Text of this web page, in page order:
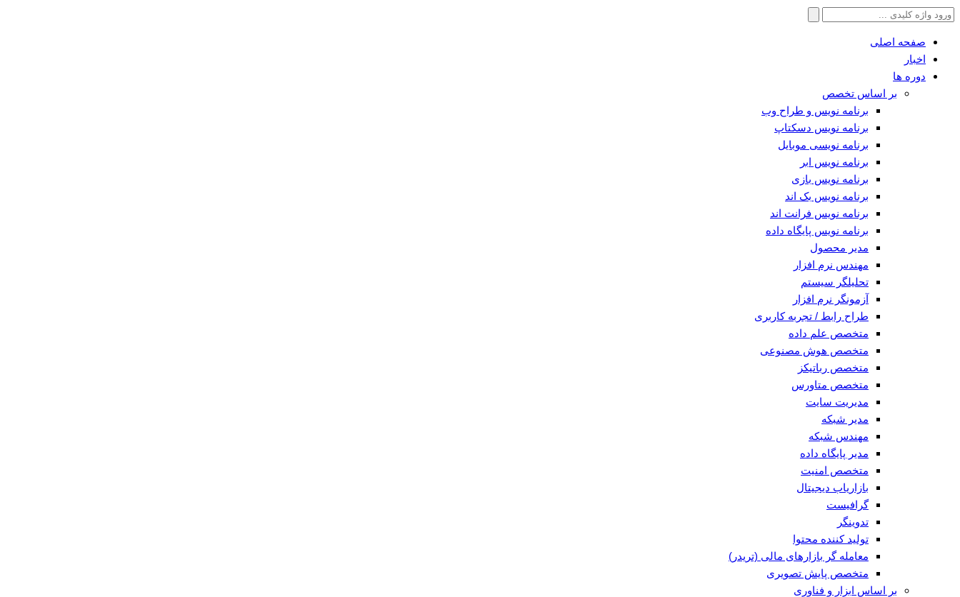
جستجو
صفحه اصلی
اخبار
دوره ها
بر اساس تخصص
برنامه نویس و طراح وب
برنامه نویس دسکتاپ
برنامه نویسی موبایل
برنامه نویس ابر
برنامه نویس بازی
برنامه نویس بک اند
برنامه نویس فرانت اند
برنامه نویس پایگاه داده
مدیر محصول
مهندس نرم افزار
تحلیلگر سیستم
آزمونگر نرم افزار
طراح رابط / تجربه کاربری
متخصص علم داده
متخصص هوش مصنوعی
متخصص رباتیکز
متخصص متاورس
مدیریت سایت
مدیر شبکه
مهندس شبکه
مدیر پایگاه داده
متخصص امنیت
بازاریاب دیجیتال
گرافیست
تدوینگر
تولید کننده محتوا
معامله گر بازارهای مالی (تریدر)
متخصص پایش تصویری
بر اساس ابزار و فناوری